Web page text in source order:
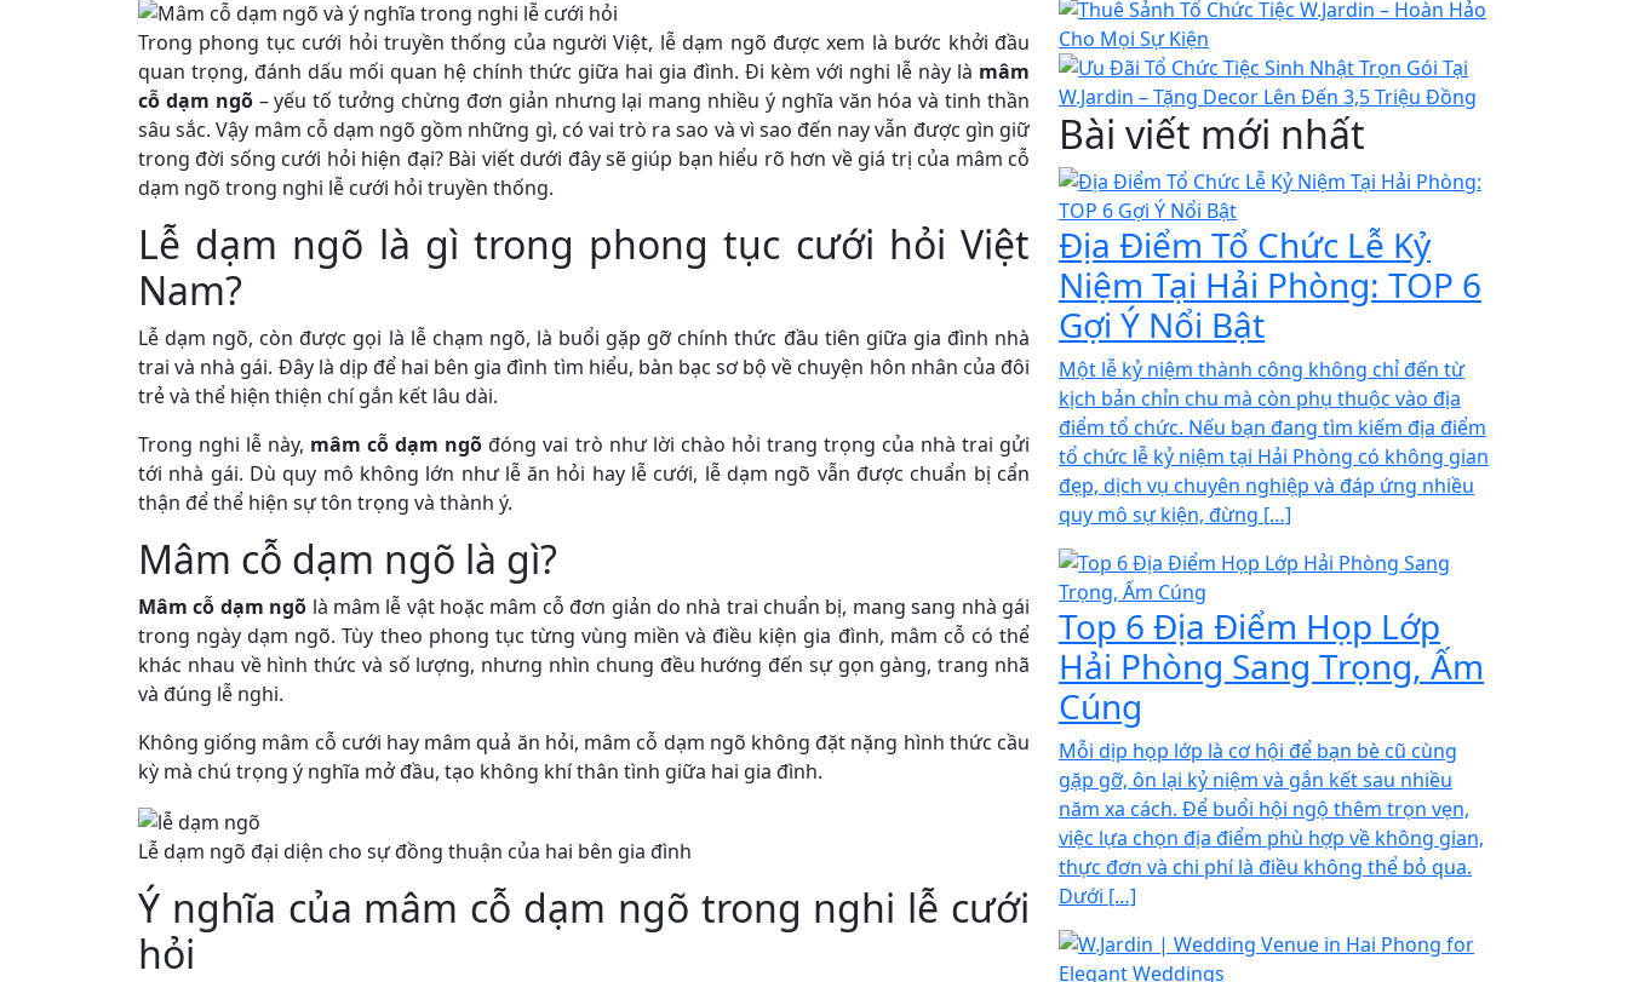
Trong phong tục cưới hỏi truyền thống của người Việt, lễ dạm ngõ được xem là bước khởi đầu
quan trọng, đánh dấu mối quan hệ chính thức giữa hai gia đình. Đi kèm với nghi lễ này là mâm
cỗ dạm ngõ– yếu tố tưởng chừng đơn giản nhưng lại mang nhiều ý nghĩa văn hóa và tinh thần
sâu sắc. Vậy mâm cỗ dạm ngõ gồm những gì, có vai trò ra sao và vì sao đến nay vẫn được gìn giữ
trong đời sống cưới hỏi hiện đại? Bài viết dưới đây sẽ giúp bạn hiểu rõ hơn về giá trị của mâm cỗ
dạm ngõ trong nghi lễ cưới hỏi truyền thống.
Lễ dạm ngõ là gì trong phong tục cưới hỏi Việt
Nam?
Lễ dạm ngõ, còn được gọi là lễ chạm ngõ, là buổi gặp gỡ chính thức đầu tiên giữa gia đình nhà
trai và nhà gái. Đây là dịp để hai bên gia đình tìm hiểu, bàn bạc sơ bộ về chuyện hôn nhân của đôi
trẻ và thể hiện thiện chí gắn kết lâu dài.
Trong nghi lễ này, mâm cỗ dạm ngõ đóng vai trò như lời chào hỏi trang trọng của nhà trai gửi
tới nhà gái. Dù quy mô không lớn như lễ ăn hỏi hay lễ cưới, lễ dạm ngõ vẫn được chuẩn bị cẩn
thận để thể hiện sự tôn trọng và thành ý.
Mâm cỗ dạm ngõ là gì?
Mâm cỗ dạm ngõ là mâm lễ vật hoặc mâm cỗ đơn giản do nhà trai chuẩn bị, mang sang nhà gái
trong ngày dạm ngõ. Tùy theo phong tục từng vùng miền và điều kiện gia đình, mâm cỗ có thể
khác nhau về hình thức và số lượng, nhưng nhìn chung đều hướng đến sự gọn gàng, trang nhã
và đúng lễ nghi.
Không giống mâm cỗ cưới hay mâm quả ăn hỏi, mâm cỗ dạm ngõ không đặt nặng hình thức cầu
kỳ mà chú trọng ý nghĩa mở đầu, tạo không khí thân tình giữa hai gia đình.
Lễ dạm ngõ đại diện cho sự đồng thuận của hai bên gia đình
Ý nghĩa của mâm cỗ dạm ngõ trong nghi lễ cưới
hỏi
Bài viết mới nhất
Địa Điểm Tổ Chức Lễ Kỷ
Niệm Tại Hải Phòng: TOP 6
Gợi Ý Nổi Bật
Một lễ kỷ niệm thành công không chỉ đến từ
kịch bản chỉn chu mà còn phụ thuộc vào địa
điểm tổ chức. Nếu bạn đang tìm kiếm địa điểm
tổ chức lễ kỷ niệm tại Hải Phòng có không gian
đẹp, dịch vụ chuyên nghiệp và đáp ứng nhiều
quy mô sự kiện, đừng […]
Top 6 Địa Điểm Họp Lớp
Hải Phòng Sang Trọng, Ấm
Cúng
Mỗi dịp họp lớp là cơ hội để bạn bè cũ cùng
gặp gỡ, ôn lại kỷ niệm và gắn kết sau nhiều
năm xa cách. Để buổi hội ngộ thêm trọn vẹn,
việc lựa chọn địa điểm phù hợp về không gian,
thực đơn và chi phí là điều không thể bỏ qua.
Dưới […]